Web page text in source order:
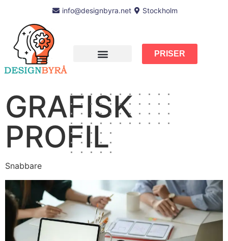
info@designbyra.net Stockholm
PRISER
GRAFISK
PROFIL
Snabbare